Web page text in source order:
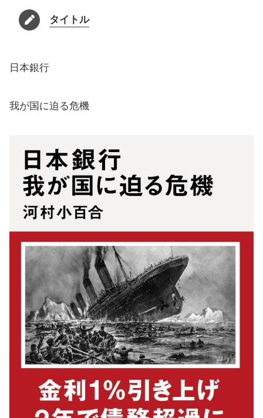
タイトル
日本銀行
我が国に迫る危機